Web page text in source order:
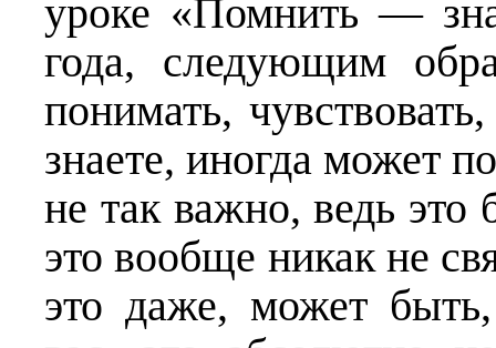
уроке «Помнить —
года, следующим
понимать,
знаете, иногда может
не так важно, ведь это
это вообще никак не
это даже, может